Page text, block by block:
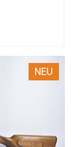
NEU